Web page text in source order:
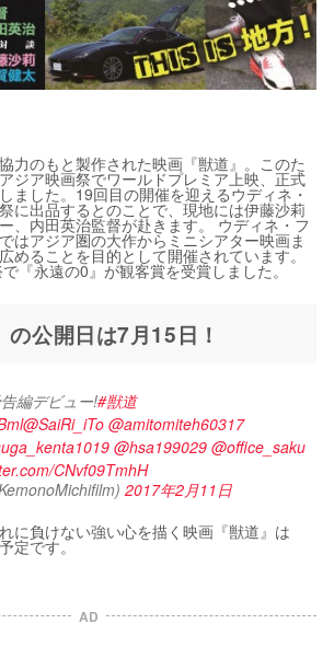
力のもと製作された映画『獣道』。このた
ジア映画祭でワールドプレミア上映、正式
ました。19回目の開催を迎えるウディネ・
に出品するとのことで、現地には伊藤沙莉
、内田英治監督が赴きます。 ウディネ・フ
はアジア圏の大作からミニシアター映画ま
めることを目的として開催されています。
『永遠の0』が観客賞を受賞しました。
の公開日は7月15日！
編デビュー!#獣道
@SaiRi_iTo @amitomiteh60317
@hsa199029 @office_saku
CNvf09TmhH
2017年2月11日
に負けない強い心を描く映画『獣道』は
定です。
AD